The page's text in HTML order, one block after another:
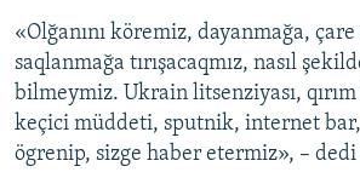
«Olğanını köremiz, dayanmağa,
saqlanmağa tırışacaqmız, nasıl
bilmeymiz. Ukrain litsenziyası, qırım
keçici müddeti, sputnik, internet
ögrenip, sizge haber etermiz», –